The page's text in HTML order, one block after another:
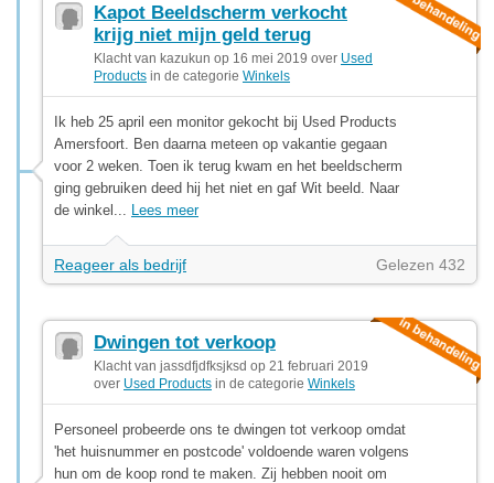
Kapot Beeldscherm verkocht
krijg niet mijn geld terug
Klacht van kazukun op 16 mei 2019 over Used
Products in de categorie Winkels
Ik heb 25 april een monitor gekocht bij Used Products
Amersfoort. Ben daarna meteen op vakantie gegaan
voor 2 weken. Toen ik terug kwam en het beeldscherm
ging gebruiken deed hij het niet en gaf Wit beeld. Naar
de winkel... Lees meer
Reageer als bedrijf Gelezen 432
Dwingen tot verkoop
Klacht van jassdfjdfksjksd op 21 februari 2019
over Used Products in de categorie Winkels
Personeel probeerde ons te dwingen tot verkoop omdat
'het huisnummer en postcode' voldoende waren volgens
hun om de koop rond te maken. Zij hebben nooit om